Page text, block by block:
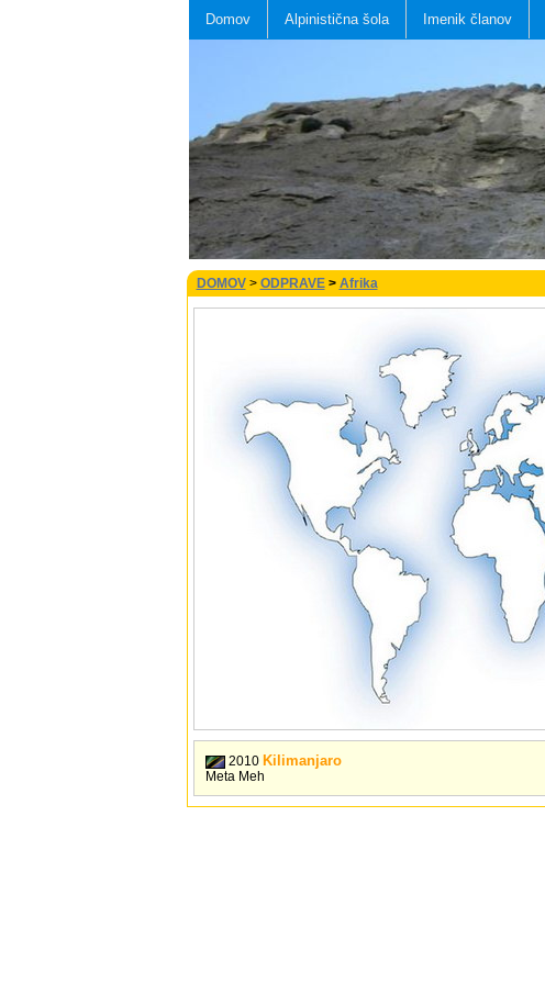
Domov Alpinistična šola Imenik članov
DOMOV> ODPRAVE > Afrika
2010 Kilimanjaro
Meta Meh